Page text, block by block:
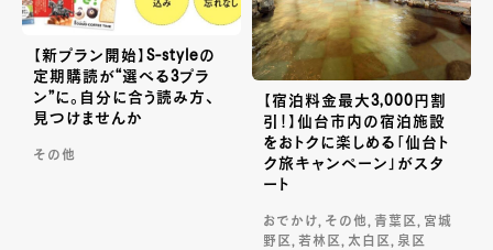
【新プラン開始】S-styleの
定期購読が“選べる3プラ
ン”に。自分に合う読み方、
見つけませんか
その他
【宿泊料金最大3,000円割
引！】仙台市内の宿泊施設
をおトクに楽しめる「仙台ト
ク旅キャンペーン」がスタ
ート
おでかけ, その他, 青葉区, 宮城
野区, 若林区, 太白区, 泉区